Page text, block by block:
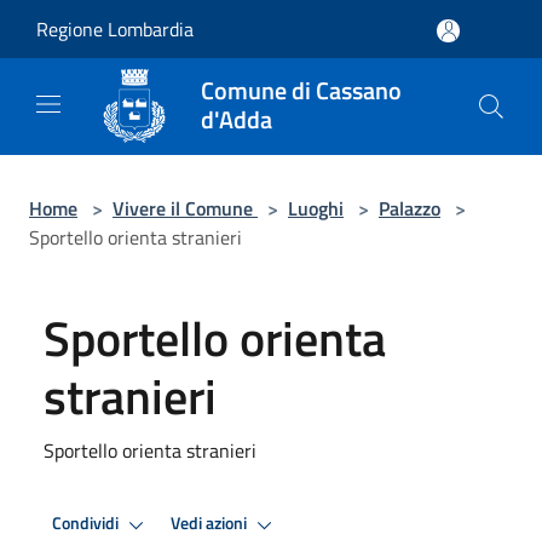
Regione Lombardia
Comune di Cassano
d'Adda
Home > Vivere il Comune > Luoghi > Palazzo >
Sportello orienta stranieri
Sportello orienta
stranieri
Sportello orienta stranieri
Condividi Vedi azioni